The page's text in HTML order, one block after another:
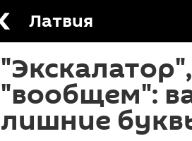
Латвия
"вообщем":
лишние